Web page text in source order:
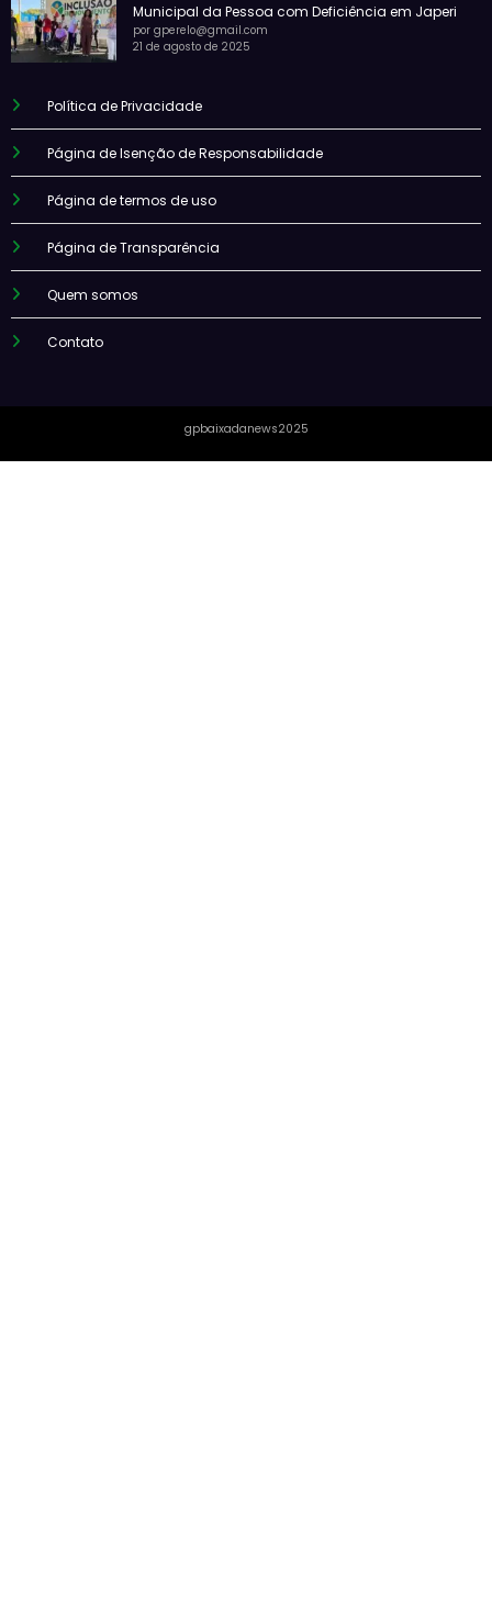
Municipal da Pessoa com Deficiência em Japeri
por gperelo@gmail.com
21 de agosto de 2025
Política de Privacidade
Página de Isenção de Responsabilidade
Página de termos de uso
Página de Transparência
Quem somos
Contato
gpbaixadanews2025